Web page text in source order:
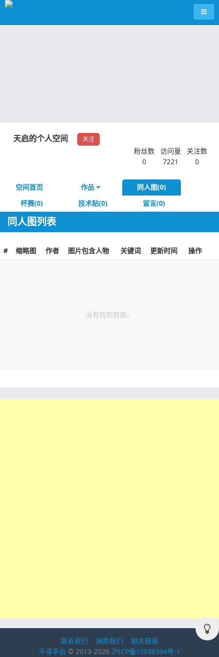
导航
天启的个人空间 关注
粉丝数
0
访问量
7221
关注数
0
空间首页 作品
同人图(0)
杯赛(0)
技术贴(0) 留言(0)
同人图列表
# 缩略图 作者 图片包含人物 关键词 更新时间 操作
没有找到数据。
联系我们 捐助我们
相关链接
千寻平台 © 2013-2026 沪ICP备15038394号-1